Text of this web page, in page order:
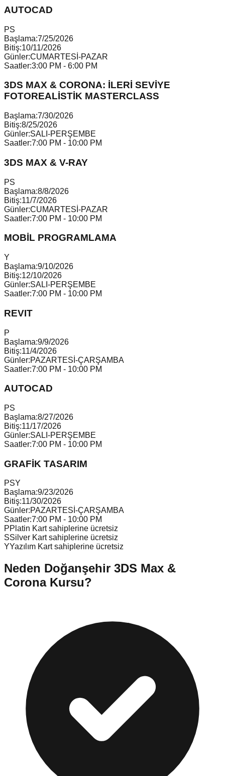
AUTOCAD
PS
Başlama:7/25/2026
Bitiş:10/11/2026
Günler:CUMARTESİ-PAZAR
Saatler:3:00 PM - 6:00 PM
3DS MAX & CORONA: İLERİ SEVİYE
FOTOREALİSTİK MASTERCLASS
Başlama:7/30/2026
Bitiş:8/25/2026
Günler:SALI-PERŞEMBE
Saatler:7:00 PM - 10:00 PM
3DS MAX & V-RAY
PS
Başlama:8/8/2026
Bitiş:11/7/2026
Günler:CUMARTESİ-PAZAR
Saatler:7:00 PM - 10:00 PM
MOBİL PROGRAMLAMA
Y
Başlama:9/10/2026
Bitiş:12/10/2026
Günler:SALI-PERŞEMBE
Saatler:7:00 PM - 10:00 PM
REVIT
P
Başlama:9/9/2026
Bitiş:11/4/2026
Günler:PAZARTESİ-ÇARŞAMBA
Saatler:7:00 PM - 10:00 PM
AUTOCAD
PS
Başlama:8/27/2026
Bitiş:11/17/2026
Günler:SALI-PERŞEMBE
Saatler:7:00 PM - 10:00 PM
GRAFİK TASARIM
PSY
Başlama:9/23/2026
Bitiş:11/30/2026
Günler:PAZARTESİ-ÇARŞAMBA
Saatler:7:00 PM - 10:00 PM
PPlatin Kart sahiplerine ücretsiz
SSilver Kart sahiplerine ücretsiz
YYazılım Kart sahiplerine ücretsiz
Neden Doğanşehir 3DS Max &
Corona Kursu?